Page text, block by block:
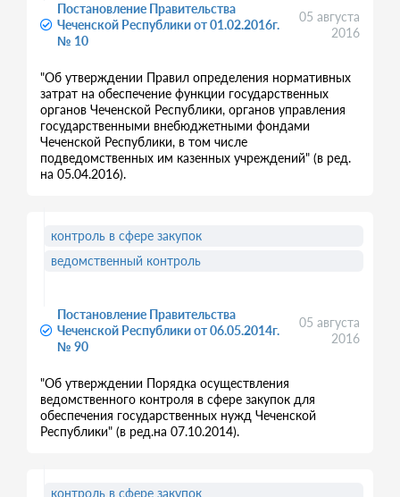
Постановление Правительства
Чеченской Республики от 01.02.2016г.
№ 10
05 августа
2016
"Об утверждении Правил определения нормативных
затрат на обеспечение функции государственных
органов Чеченской Республики, органов управления
государственными внебюджетными фондами
Чеченской Республики, в том числе
подведомственных им казенных учреждений" (в ред.
на 05.04.2016).
Постановление Правительства
Чеченской Республики от 06.05.2014г.
№ 90
05 августа
2016
"Об утверждении Порядка осуществления
ведомственного контроля в сфере закупок для
обеспечения государственных нужд Чеченской
Республики" (в ред.на 07.10.2014).
контроль в сфере закупок
ведомственный контроль
контроль в сфере закупок